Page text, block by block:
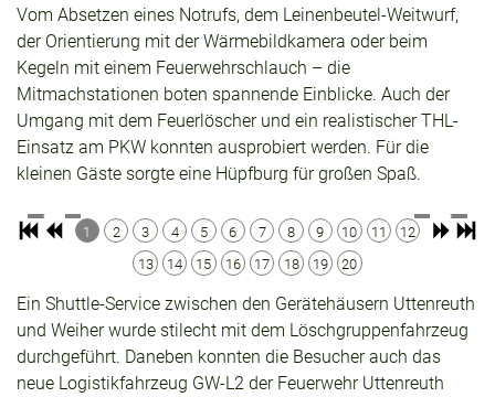
Vom Absetzen eines Notrufs, dem Leinenbeutel-Weitwurf,
der Orientierung mit der Wärmebildkamera oder beim
Kegeln mit einem Feuerwehrschlauch – die
Mitmachstationen boten spannende Einblicke. Auch der
Umgang mit dem Feuerlöscher und ein realistischer THL-
Einsatz am PKW konnten ausprobiert werden. Für die
kleinen Gäste sorgte eine Hüpfburg für großen Spaß.
1 2 3 4 5 6 7 8 9 10 11
12
13
14 15 16 17 18 19 20
Ein Shuttle-Service zwischen den Gerätehäusern Uttenreuth
und Weiher wurde stilecht mit dem Löschgruppenfahrzeug
durchgeführt. Daneben konnten die Besucher auch das
neue Logistikfahrzeug GW-L2 der Feuerwehr Uttenreuth